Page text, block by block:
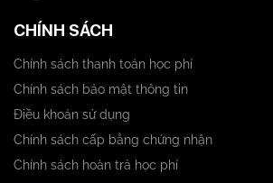
CHÍNH SÁCH
Chính sách thanh toán học phí
Chính sách bảo mật thông tin
Điều khoản sử dụng
Chính sách cấp bằng chứng nhận
Chính sách hoàn trả học phí